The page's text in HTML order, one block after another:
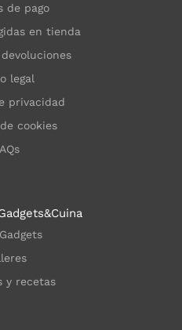
de pago
en tienda
legal
privacidad
cookies
y recetas